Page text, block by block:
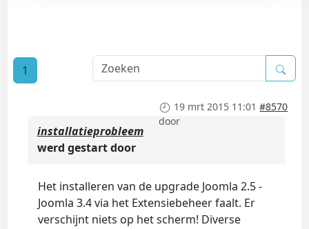
1
19 mrt 2015 11:01 #8570
door
installatieprobleem
werd gestart door
Het installeren van de upgrade Joomla 2.5 -
Joomla 3.4 via het Extensiebeheer faalt. Er
verschijnt niets op het scherm! Diverse